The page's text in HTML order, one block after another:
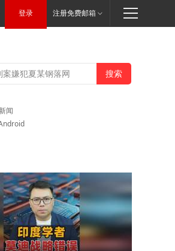
登录 注册免费邮箱
闻